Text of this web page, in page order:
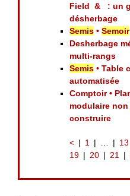
Field & : un
désherbage
Semis •Semoir
Desherbage
multi-rangs
Semis • Table
automatisée
Comptoir •
modulaire
construire
< 1 … 13
19
20 21